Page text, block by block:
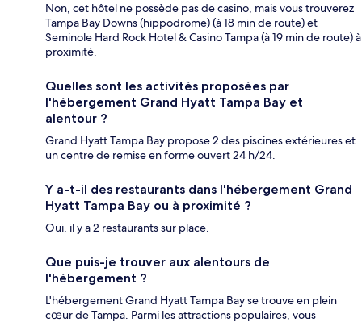
Non, cet hôtel ne possède pas de casino, mais vous trouverez
Tampa Bay Downs (hippodrome) (à 18 min de route) et
Seminole Hard Rock Hotel & Casino Tampa (à 19 min de route) à
proximité.
Quelles sont les activités proposées par
l'hébergement Grand Hyatt Tampa Bay et
alentour ?
Grand Hyatt Tampa Bay propose 2 des piscines extérieures et
un centre de remise en forme ouvert 24 h/24.
Y a-t-il des restaurants dans l'hébergement Grand
Hyatt Tampa Bay ou à proximité ?
Oui, il y a 2 restaurants sur place.
Que puis-je trouver aux alentours de
l'hébergement ?
L'hébergement Grand Hyatt Tampa Bay se trouve en plein
cœur de Tampa. Parmi les attractions populaires, vous